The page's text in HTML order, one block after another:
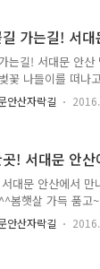
지금부터 집중해
청 주차장 이용
요. 구획수는 90
가는길! 서
는길! 서대문 안
꽃 나들이를 떠나
면 지금부터 집중
명해드릴게요~
청 정류장 하차
요! 벚꽃이 살짝
면 됩니다 ^^ 아직
안산자락길
! 서대문 안
대문 안산에서
봄햇살 가득 품고
이 계획에 도움을
꽃을 소개해 드릴
안산자락길